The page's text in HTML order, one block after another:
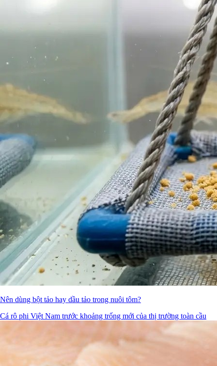
Nên dùng bột tảo hay dầu tảo trong nuôi tôm?
Cá rô phi Việt Nam trước khoảng trống mới của thị trường toàn cầu